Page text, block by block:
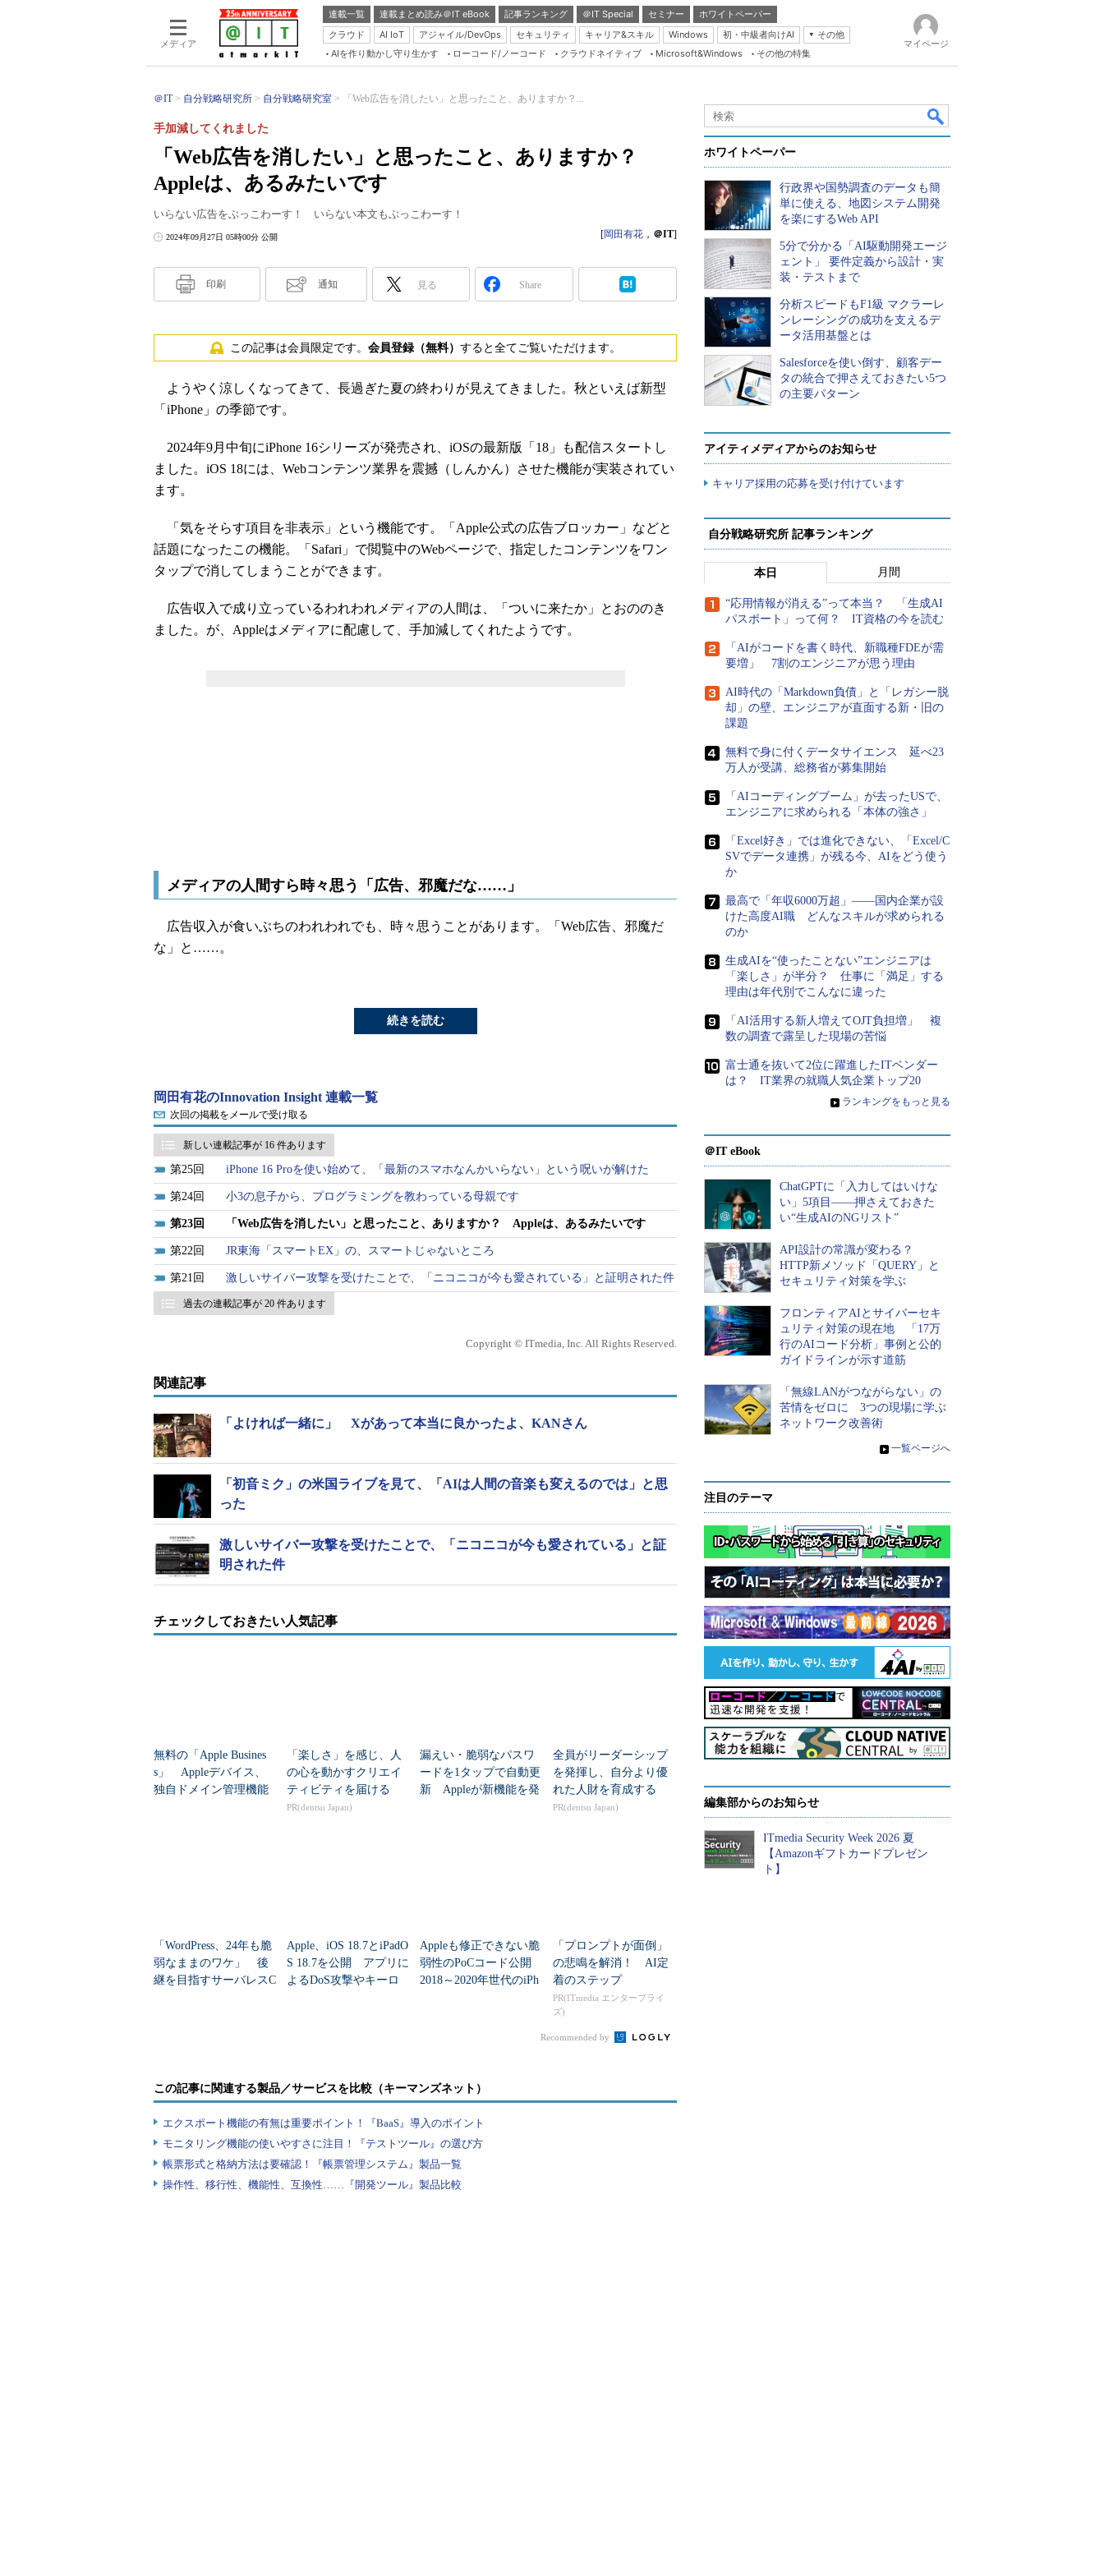
メディア
連載一覧 連載まとめ読み＠IT eBook 記事ランキング ＠IT Special セミナー
ホワイトペーパー
クラウド
AI IoT アジャイル/DevOps セキュリティ キャリア&スキル Windows 初・中級者向けAI
その他
Server & Storage
Database Expert
Master of IP Network
Security & Trust
Test & Tools
AIを作り動かし守り生かす ローコード/ノーコード クラウドネイティブ Microsoft&Windows その他の特集
マイページ
＠IT 自分戦略研究所 自分戦略研究室 「Web広告を消したい」と思ったこと、ありますか？...
「Web広告を消したい」と思ったこと、ありますか？
Appleは、あるみたいです
手加減してくれました
いらない広告をぶっこわーす！ いらない本文もぶっこわーす！
2024年09月27日 05時00分 公開 [岡田有花 ， ＠IT]
印刷 通知 見る Share
この記事は会員限定です。 会員登録（無料） すると全てご覧いただけます。
ようやく涼しくなってきて、長過ぎた夏の終わりが見えてきました。秋といえば新型
「iPhone」の季節です。
2024年9月中旬にiPhone 16シリーズが発売され、iOSの最新版「18」も配信スタートし
ました。iOS 18には、Webコンテンツ業界を震撼（しんかん）させた機能が実装されてい
ます。
「気をそらす項目を非表示」という機能です。「Apple公式の広告ブロッカー」などと
話題になったこの機能。「Safari」で閲覧中のWebページで、指定したコンテンツをワン
タップで消してしまうことができます。
広告収入で成り立っているわれわれメディアの人間は、「ついに来たか」とおののき
ました。が、Appleはメディアに配慮して、手加減してくれたようです。
メディアの人間すら時々思う「広告、邪魔だな……」
広告収入が食いぶちのわれわれでも、時々思うことがあります。「Web広告、邪魔だ
な」と……。
続きを読む
岡田有花のInnovation Insight 連載一覧
次回の掲載をメールで受け取る
新しい連載記事が 16 件あります
25 iPhone 16 Proを使い始めて、「最新のスマホなんかいらない」という呪いが解けた
24 小3の息子から、プログラミングを教わっている母親です
23 「Web広告を消したい」と思ったこと、ありますか？ Appleは、あるみたいです
22 JR東海「スマートEX」の、スマートじゃないところ
21 激しいサイバー攻撃を受けたことで、「ニコニコが今も愛されている」と証明された件
過去の連載記事が 20 件あります
Copyright © ITmedia, Inc. All Rights Reserved.
関連記事
「よければ一緒に」 Xがあって本当に良かったよ、KANさん
「初音ミク」の米国ライブを見て、「AIは人間の音楽も変えるのでは」と思
った
激しいサイバー攻撃を受けたことで、「ニコニコが今も愛されている」と証
明された件
チェックしておきたい人気記事
無料の「Apple Busines
s」 Appleデバイス、
独自ドメイン管理機能
「楽しさ」を感じ、人
の心を動かすクリエイ
ティビティを届ける
PR(dentsu Japan)
漏えい・脆弱なパスワ
ードを1タップで自動更
新 Appleが新機能を発
全員がリーダーシップ
を発揮し、自分より優
れた人財を育成する
PR(dentsu Japan)
「WordPress、24年も脆
弱なままのワケ」 後
継を目指すサーバレスC
Apple、iOS 18.7とiPadO
S 18.7を公開 アプリに
よるDoS攻撃やキーロ
Appleも修正できない脆
弱性のPoCコード公開
2018～2020年世代のiPh
「プロンプトが面倒」
の悲鳴を解消！ AI定
着のステップ
PR(ITmedia エンタープライ
ズ)
Recommended by
この記事に関連する製品／サービスを比較（キーマンズネット）
エクスポート機能の有無は重要ポイント！『BaaS』導入のポイント
モニタリング機能の使いやすさに注目！『テストツール』の選び方
帳票形式と格納方法は要確認！『帳票管理システム』製品一覧
操作性、移行性、機能性、互換性……『開発ツール』製品比較
ホワイトペーパー
行政界や国勢調査のデータも簡
単に使える、地図システム開発
を楽にするWeb API
5分で分かる「AI駆動開発エージ
ェント」 要件定義から設計・実
装・テストまで
分析スピードもF1級 マクラーレ
ンレーシングの成功を支えるデ
ータ活用基盤とは
Salesforceを使い倒す、顧客デー
タの統合で押さえておきたい5つ
の主要パターン
アイティメディアからのお知らせ
キャリア採用の応募を受け付けています
自分戦略研究所 記事ランキング
本日 月間
“応用情報が消える”って本当？ 「生成AI
パスポート」って何？ IT資格の今を読む
「AIがコードを書く時代、新職種FDEが需
要増」 7割のエンジニアが思う理由
AI時代の「Markdown負債」と「レガシー脱
却」の壁、エンジニアが直面する新・旧の
課題
無料で身に付くデータサイエンス 延べ23
万人が受講、総務省が募集開始
「AIコーディングブーム」が去ったUSで、
エンジニアに求められる「本体の強さ」
「Excel好き」では進化できない、「Excel/C
SVでデータ連携」が残る今、AIをどう使う
か
最高で「年収6000万超」――国内企業が設
けた高度AI職 どんなスキルが求められる
のか
生成AIを“使ったことない”エンジニアは
「楽しさ」が半分？ 仕事に「満足」する
理由は年代別でこんなに違った
「AI活用する新人増えてOJT負担増」 複
数の調査で露呈した現場の苦悩
富士通を抜いて2位に躍進したITベンダー
は？ IT業界の就職人気企業トップ20
» ランキングをもっと見る
＠IT eBook
ChatGPTに「入力してはいけな
い」5項目――押さえておきた
い“生成AIのNGリスト”
API設計の常識が変わる？
HTTP新メソッド「QUERY」と
セキュリティ対策を学ぶ
フロンティアAIとサイバーセキ
ュリティ対策の現在地 「17万
行のAIコード分析」事例と公的
ガイドラインが示す道筋
「無線LANがつながらない」の
苦情をゼロに 3つの現場に学ぶ
ネットワーク改善術
» 一覧ページへ
注目のテーマ
編集部からのお知らせ
ITmedia Security Week 2026 夏
【Amazonギフトカードプレゼン
ト】